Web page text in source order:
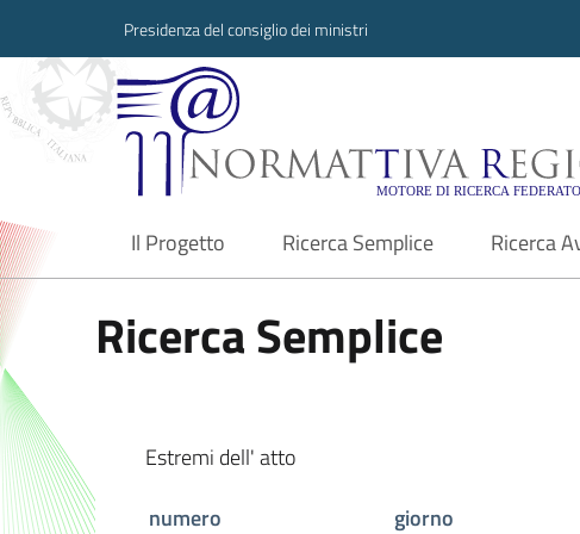
Presidenza del consiglio dei ministri
Normattiva
Il Progetto
current Ricerca Semplice Ricerca
Ricerca Semplice
Estremi dell' atto
numero
giorno